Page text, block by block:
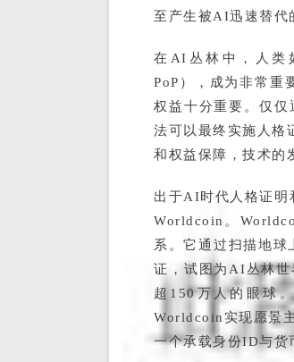
至产生被AI迅速替代
在AI丛林中，人类
PoP），成为非常重
权益十分重要。仅
法可以最终实施人格
和权益保障，技术的
出于AI时代人格证明
Worldcoin。
系。它通过扫描地球
证，试图为AI丛林
超150万人的眼球
Worldcoin实现愿景
一个承载身份ID与货